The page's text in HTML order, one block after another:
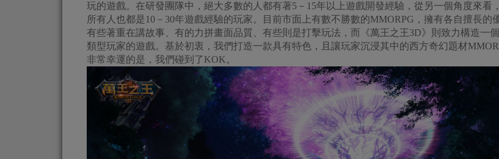
玩的遊戲。在研發團隊中，絕大多數的人都有著5－15年以上遊戲開發經驗，從另一個角度來看
所有人也都是10－30年遊戲經驗的玩家。目前市面上有數不勝數的MMORPG，擁有各自擅長的
有些著重在講故事、有的力拼畫面品質、有些則是打擊玩法，而《萬王之王3D》則致力構造一
類型玩家的遊戲。基於初衷，我們打造一款具有特色，且讓玩家沉浸其中的西方奇幻題材
非常幸運的是，我們碰到了KOK。